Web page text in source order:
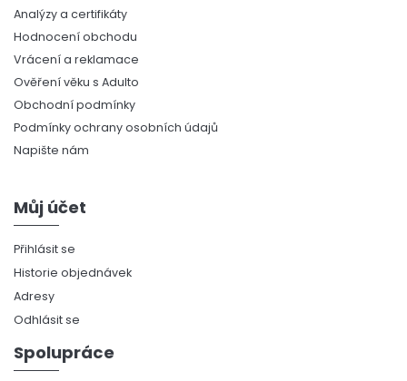
Analýzy a certifikáty
Hodnocení obchodu
Vrácení a reklamace
Ověření věku s Adulto
Obchodní podmínky
Podmínky ochrany osobních údajů
Napište nám
Můj účet
Přihlásit se
Historie objednávek
Adresy
Odhlásit se
Spolupráce